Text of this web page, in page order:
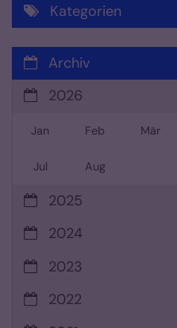
Kategorien
Archiv
2026
Jan Feb Mär
Jul Aug
2025
2024
2023
2022